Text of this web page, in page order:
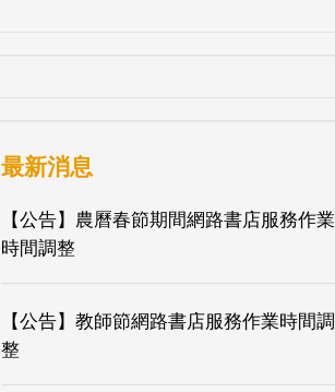
最新消息
【公告】農曆春節期間網路書店服務作業
時間調整
【公告】教師節網路書店服務作業時間調
整